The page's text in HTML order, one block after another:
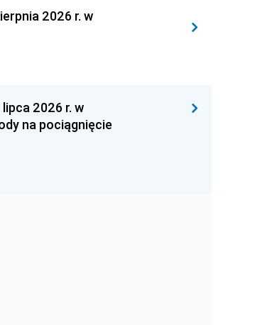
2026 r. w
lipca 2026 r. w
na pociągnięcie